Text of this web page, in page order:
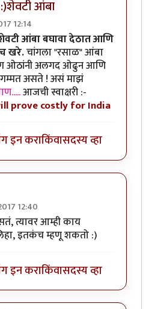
आंबा
12:14
आंबा बघावा देठात आणि
खरे.चांगला "रसाळ" आंबा
ओठांनी अलगद ओढुन आणि
गम्मत असते ! असं माझं
आजची स्वाक्षरी :-
prove costly for India
इन कराकिंवासदस्य व्हा
12:40
त्यावर आम्ही काय
इतकंच म्हणू शकतो :)
इन कराकिंवासदस्य व्हा